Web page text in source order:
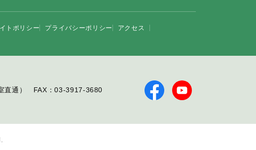
トポリシー プライバシーポリシー アクセス
直通） FAX：03-3917-3680